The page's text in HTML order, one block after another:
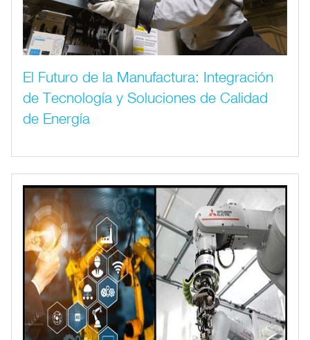
El Futuro de la Manufactura: Integración
de Tecnología y Soluciones de Calidad
de Energía